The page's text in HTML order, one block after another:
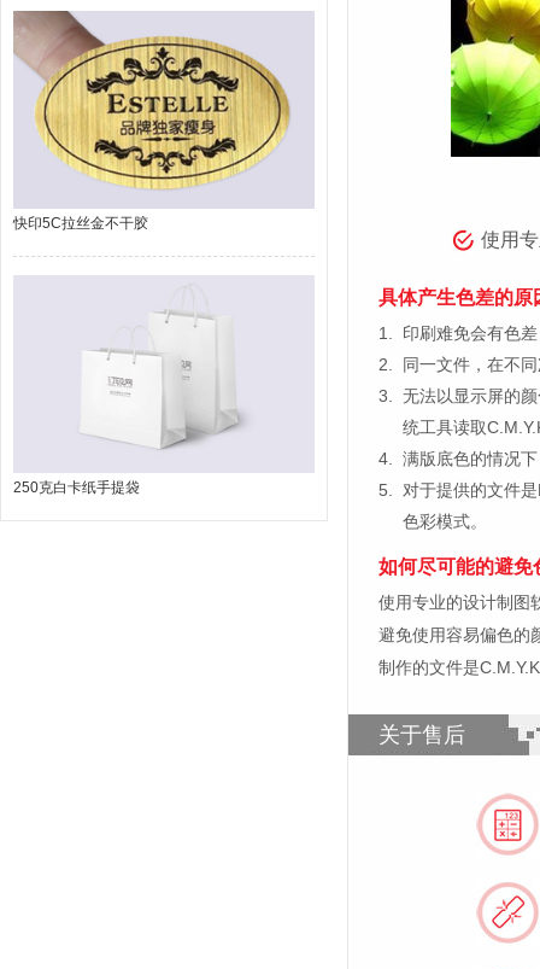
快印5C拉丝金不干胶
250克白卡纸手提袋
使用
具体产生色差的原
1.
印刷难免会有色
2.
同一文件，在不
3.
无法以显示屏的
统工具读取
4.
满版底色的情况
5.
对于提供的文件
色彩模式。
如何尽可能的避免
使用专业的设计制图
避免使用容易偏色的
制作的文件是
关于售后